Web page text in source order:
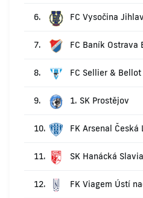
6. FC Vysočina
7. FC Baník Ostrava
8. FC Sellier &
9. 1. SK Prostějov
10. FK Arsenal Česká
11. SK Hanácká
12. FK Viagem Ústí